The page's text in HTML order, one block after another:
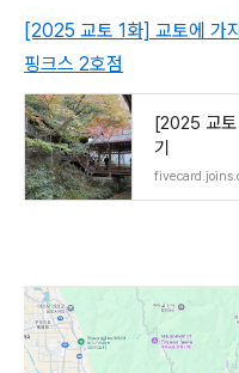
[2025 교토 1화] 교토에 가
핑크스 2호점
[2025 교토
기